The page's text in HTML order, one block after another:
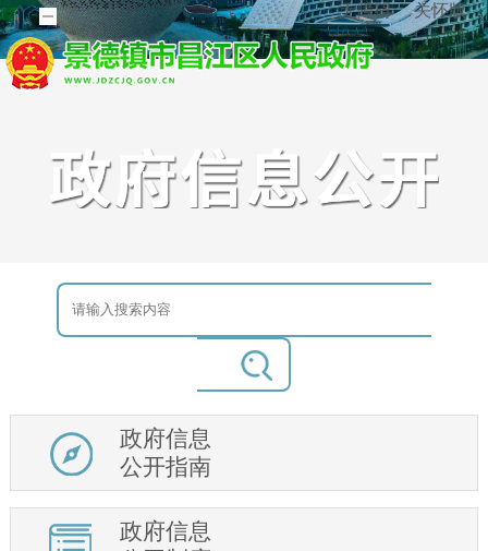
关怀版
无障碍
政府信息
公开指南
政府信息